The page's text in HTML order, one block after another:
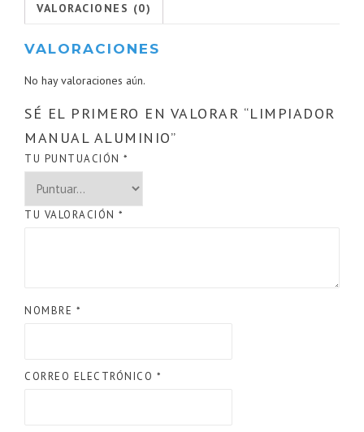
VALORACIONES (0)
VALORACIONES
No hay valoraciones aún.
SÉ EL PRIMERO EN VALORAR “LIMPIADOR
MANUAL ALUMINIO”
TU PUNTUACIÓN *
TU VALORACIÓN *
NOMBRE *
CORREO ELECTRÓNICO *